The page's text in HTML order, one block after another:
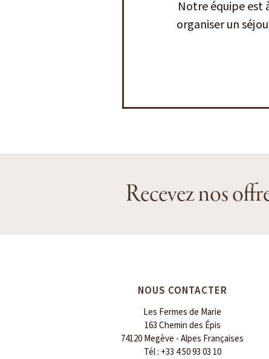
Notre équipe est
organiser un
Recevez nos
NOUS CONTACTER
Les Fermes de Marie
163 Chemin des Épis
74120 Megève - Alpes Françaises
Tél : +33 4 50 93 03 10